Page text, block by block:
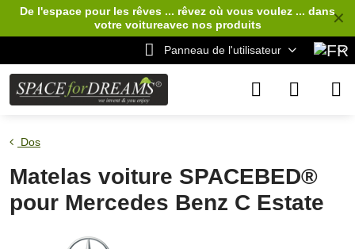
✕
De l'espace pour les rêves ... rêvez où vous voulez ... dans
votre voitureavec nos produits
Panneau de l'utilisateur
Dos
Matelas voiture SPACEBED®
pour Mercedes Benz C Estate